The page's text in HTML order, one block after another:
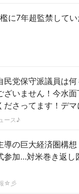
に7年超監禁してい
民党保守派議員は何
ざいません！今水面
ださってます！デマ
だきたく存じま
ース♪
導の巨大経済圏構想
参加…対米巻き返し
☆彡